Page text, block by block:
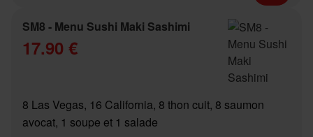
SM8 - Menu Sushi Maki Sashimi
17.90 €
8 Las Vegas, 16 California, 8 thon cuit, 8 saumon
avocat, 1 soupe et 1 salade